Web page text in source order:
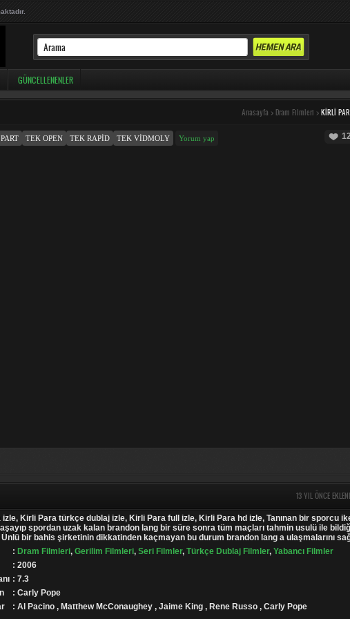
GÜNCELLENENLER
Anasayfa > Dram Filmleri > KIRLI
TEK OPEN TEK RAPID TEK VIDMOLY Yorum yap
13 YIL ÖNCE
Kirli Para türkçe dublaj izle, Kirli Para full izle, Kirli Para hd izle, Tanınan bir sporcu
spordan uzak kalan brandon lang bir süre sonra tüm maçları tahmin usulü ile
bir bahis şirketinin dikkatinden kaçmayan bu durum brandon lang a ulaşmalarını
: Dram Filmleri, Gerilim Filmleri, Seri Filmler, Türkçe Dublaj Filmler, Yabancı Filmler
: 2006
: 7.3
: Carly Pope
: Al Pacino , Matthew McConaughey , Jaime King , Rene Russo , Carly Pope